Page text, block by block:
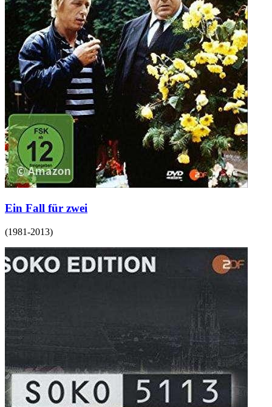
Ein Fall für zwei
(1981-2013)